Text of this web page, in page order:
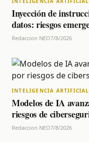
Inyección de
datos: riesgos
Redaccion NEO7/8/2026
INTELIGENCIA ARTIFICIAL
Modelos de IA
riesgos de
Redaccion NEO7/8/2026